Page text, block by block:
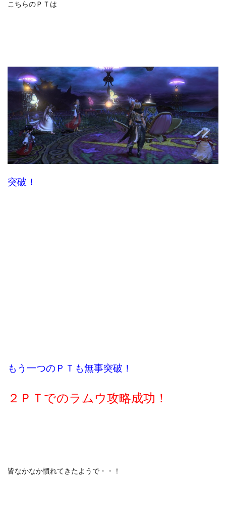
こちらのＰＴは
突破！
もう一つのＰＴも無事突破！
２ＰＴでのラムウ攻略成功！
皆なかなか慣れてきたようで・・！